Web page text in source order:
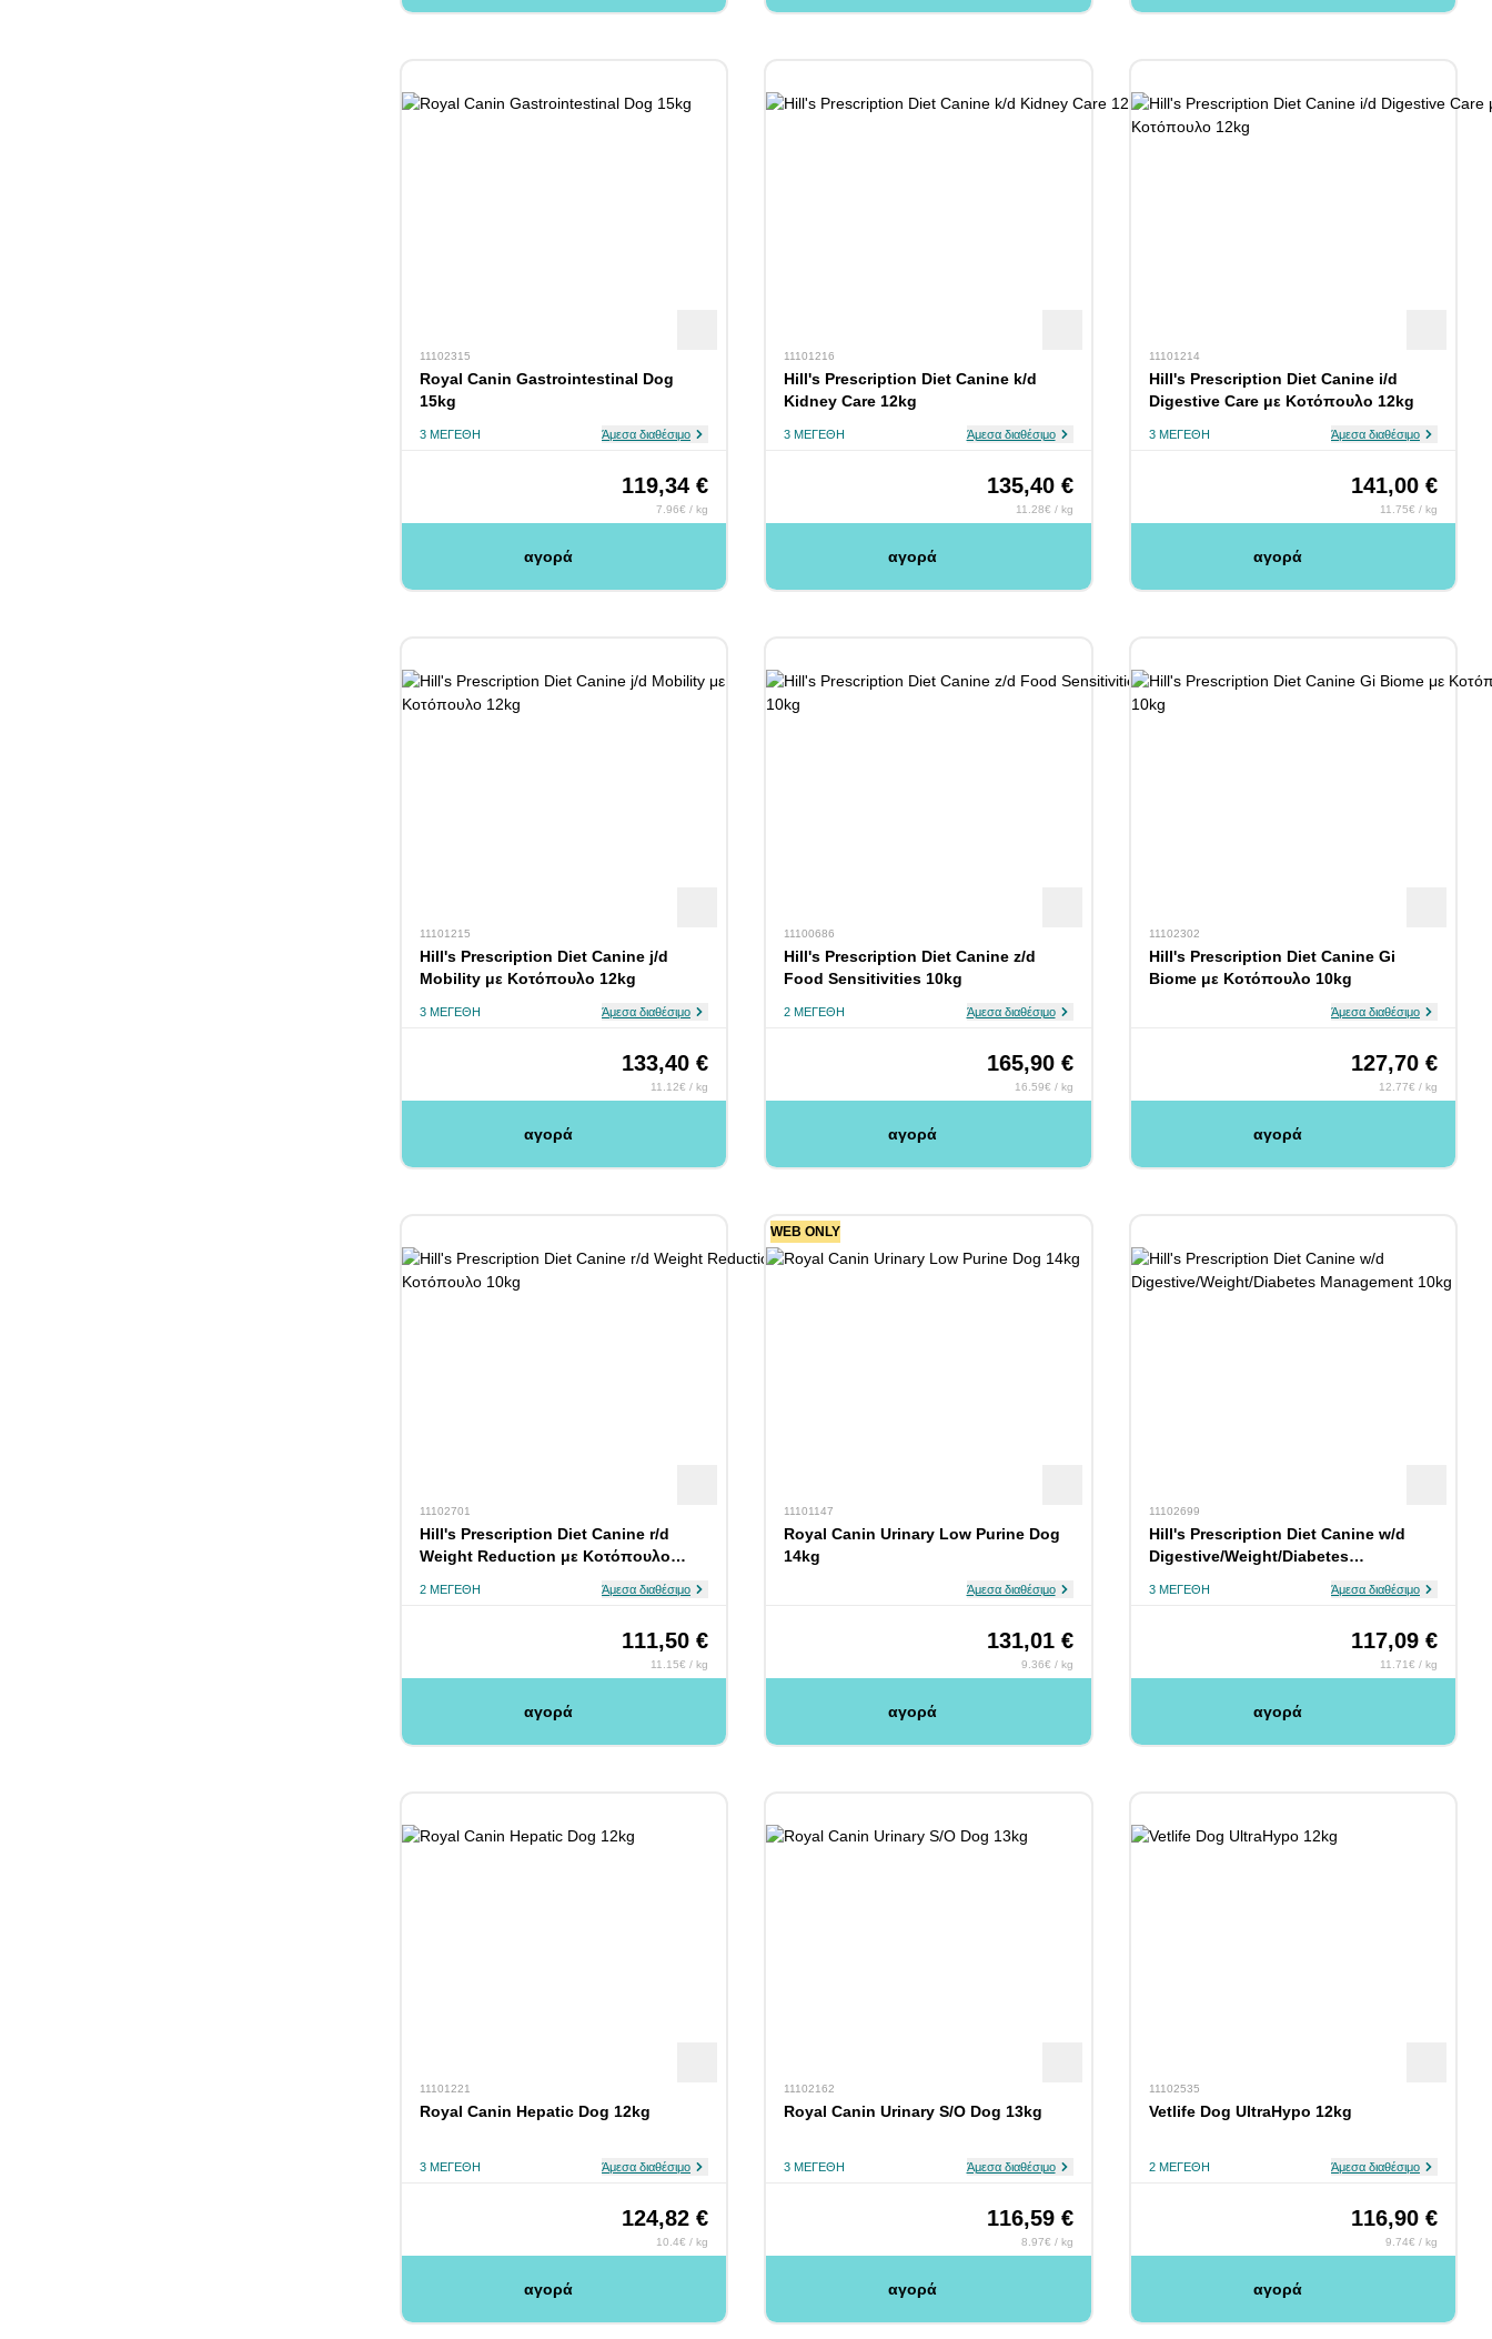
11102315
Royal Canin Gastrointestinal Dog
15kg
3 ΜΕΓΈΘΗ Άμεσα διαθέσιμο
119,34 €
7.96€ / kg
αγορά
11101216
Hill's Prescription Diet Canine k/d
Kidney Care 12kg
3 ΜΕΓΈΘΗ Άμεσα διαθέσιμο
135,40 €
11.28€ / kg
αγορά
11101214
Hill's Prescription Diet Canine i/d
Digestive Care με Κοτόπουλο 12kg
3 ΜΕΓΈΘΗ Άμεσα διαθέσιμο
141,00 €
11.75€ / kg
αγορά
11101215
Hill's Prescription Diet Canine j/d
Mobility με Κοτόπουλο 12kg
3 ΜΕΓΈΘΗ Άμεσα διαθέσιμο
133,40 €
11.12€ / kg
αγορά
11100686
Hill's Prescription Diet Canine z/d
Food Sensitivities 10kg
2 ΜΕΓΈΘΗ Άμεσα διαθέσιμο
165,90 €
16.59€ / kg
αγορά
11102302
Hill's Prescription Diet Canine Gi
Biome με Κοτόπουλο 10kg
Άμεσα διαθέσιμο
127,70 €
12.77€ / kg
αγορά
11102701
Hill's Prescription Diet Canine r/d
Weight Reduction με Κοτόπουλο
2 ΜΕΓΈΘΗ Άμεσα διαθέσιμο
111,50 €
11.15€ / kg
αγορά
WEB ONLY
11101147
Royal Canin Urinary Low Purine Dog
14kg
Άμεσα διαθέσιμο
131,01 €
9.36€ / kg
αγορά
11102699
Hill's Prescription Diet Canine w/d
Digestive/Weight/Diabetes
3 ΜΕΓΈΘΗ Άμεσα διαθέσιμο
117,09 €
11.71€ / kg
αγορά
11101221
Royal Canin Hepatic Dog 12kg
3 ΜΕΓΈΘΗ Άμεσα διαθέσιμο
124,82 €
10.4€ / kg
αγορά
11102162
Royal Canin Urinary S/O Dog 13kg
3 ΜΕΓΈΘΗ Άμεσα διαθέσιμο
116,59 €
8.97€ / kg
αγορά
11102535
Vetlife Dog UltraHypo 12kg
2 ΜΕΓΈΘΗ Άμεσα διαθέσιμο
116,90 €
9.74€ / kg
αγορά